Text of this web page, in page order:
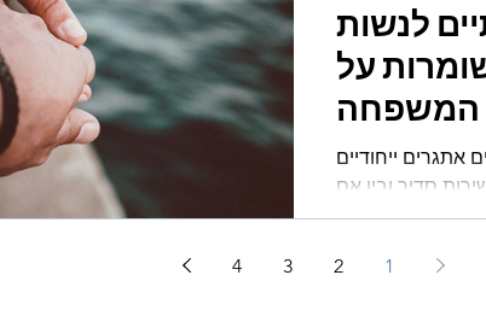
לנשות
על
המשפחה
אתגרים ייחודיים
סדיר ובין אם
של לוח הזמנים
1
2
3
4